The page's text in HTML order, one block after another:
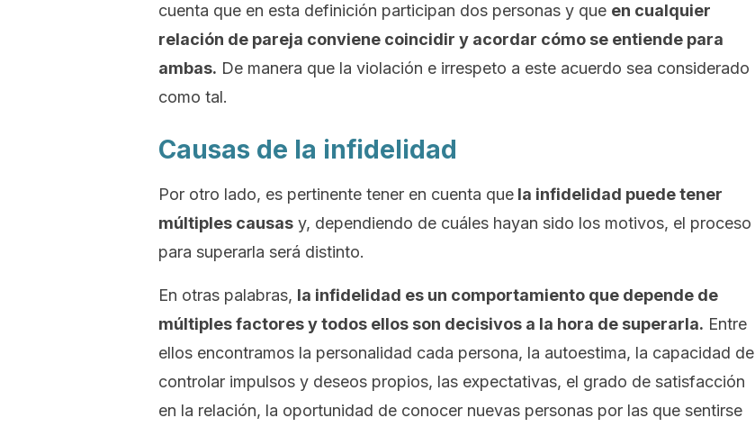
cuenta que en esta definición participan dos personas y que en cualquier
relación de pareja conviene coincidir y acordar cómo se entiende para
ambas. De manera que la violación e irrespeto a este acuerdo sea considerado
como tal.
Causas de la infidelidad
Por otro lado, es pertinente tener en cuenta que la infidelidad puede tener
múltiples causas y, dependiendo de cuáles hayan sido los motivos, el proceso
para superarla será distinto.
En otras palabras, la infidelidad es un comportamiento que depende de
múltiples factores y todos ellos son decisivos a la hora de superarla. Entre
ellos encontramos la personalidad cada persona, la autoestima, la capacidad de
controlar impulsos y deseos propios, las expectativas, el grado de satisfacción
en la relación, la oportunidad de conocer nuevas personas por las que sentirse